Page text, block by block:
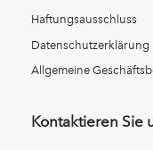
Haftungsausschluss
Datenschutzerklärung
Allgemeine
Kontaktieren Sie